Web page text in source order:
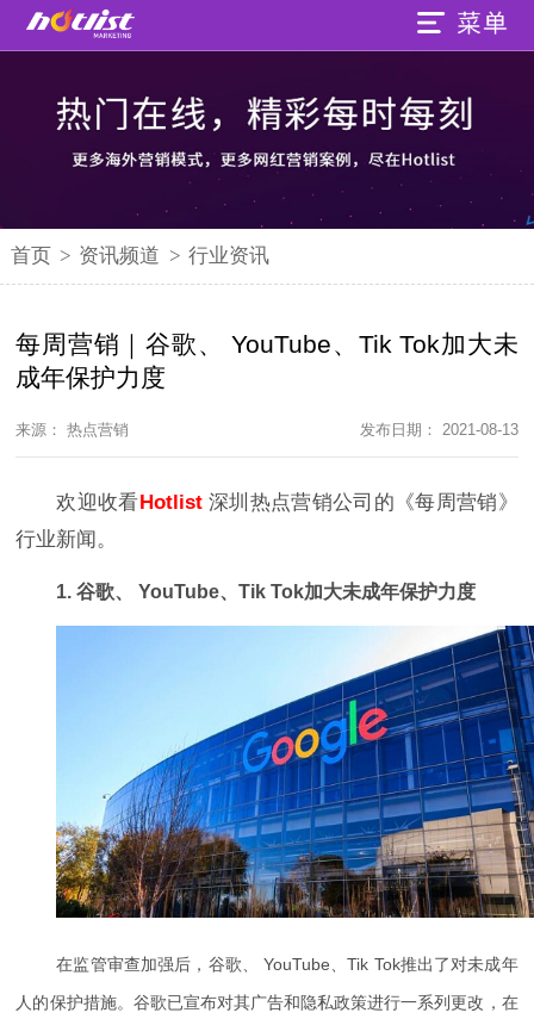
首页 > 资讯频道 > 行业资讯
每周营销｜谷歌、 YouTube、Tik Tok加大未
成年保护力度
来源： 热点营销 发布日期： 2021-08-13
欢迎收看 Hotlist 深圳热点营销公司的《每周营销》
行业新闻。
1.谷歌、 YouTube、Tik Tok加大未成年保护力度
在监管审查加强后，谷歌、 YouTube、Tik Tok推出了对未成年
人的保护措施。谷歌已宣布对其广告和隐私政策进行一系列更改，在